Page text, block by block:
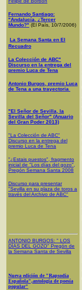
Fernando Santiago:
"Andalucía, ¿Tercer
Mundo?" (El País, 10/7/2006)
La Semana Santa en El
Recuadro
La Colección de ABC"
Discurso en la entrega del
premio Luca de Tena
Antonio Burgos, premio Luca
de Tena a una trayectoria
"El Señor de Sevilla, la
Sevilla del Señor" (Anuario
del Gran Poder 2013)
"La Colección de ABC"
Discurso en la entrega del
premio Luca de Tena
"¿Estais puestos", fragmento
inicial de "Los días del gozo",
Pregón Semana Santa 2008
Discurso para presentar
"Sevilla en su plaza de toros a
través del Archivo de ABC"
ANTONIO BURGOS: " LOS
DÍAS DEL GOZO" Pregón de
la Semana Santa de Sevilla
Nueva edición de "Rapsodia
Española",antología de poesía
popular"